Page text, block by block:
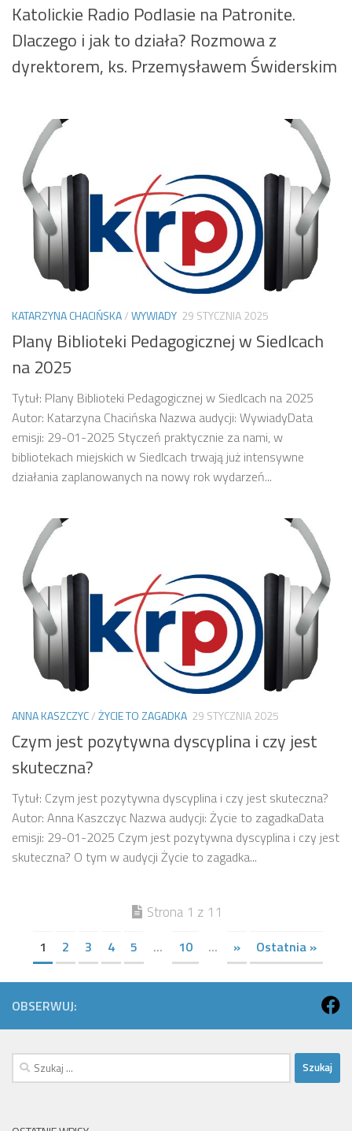
Katolickie Radio Podlasie na Patronite.
Dlaczego i jak to działa? Rozmowa z
dyrektorem, ks. Przemysławem Świderskim
KATARZYNA CHACIŃSKA/WYWIADY 29 STYCZNIA 2025
Plany Biblioteki Pedagogicznej w Siedlcach
na 2025
Tytuł: Plany Biblioteki Pedagogicznej w Siedlcach na 2025
Autor: Katarzyna Chacińska Nazwa audycji: WywiadyData
emisji: 29-01-2025 Styczeń praktycznie za nami, w
bibliotekach miejskich w Siedlcach trwają już intensywne
działania zaplanowanych na nowy rok wydarzeń...
ANNA KASZCZYC/ŻYCIE TO ZAGADKA 29 STYCZNIA 2025
Czym jest pozytywna dyscyplina i czy jest
skuteczna?
Tytuł: Czym jest pozytywna dyscyplina i czy jest skuteczna?
Autor: Anna Kaszczyc Nazwa audycji: Życie to zagadkaData
emisji: 29-01-2025 Czym jest pozytywna dyscyplina i czy jest
skuteczna? O tym w audycji Życie to zagadka...
Strona 1 z 11
1 2 3 4 5 ... 10 ... » Ostatnia »
OBSERWUJ:
Szukaj: